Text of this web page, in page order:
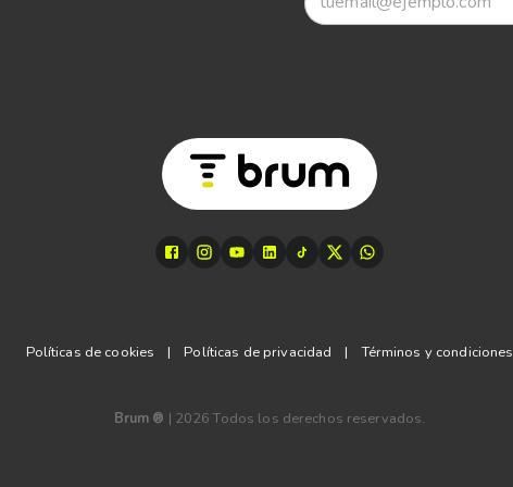
Políticas de cookies | Políticas de privacidad | Términos y condiciones
Brum ® | 2026 Todos los derechos reservados.